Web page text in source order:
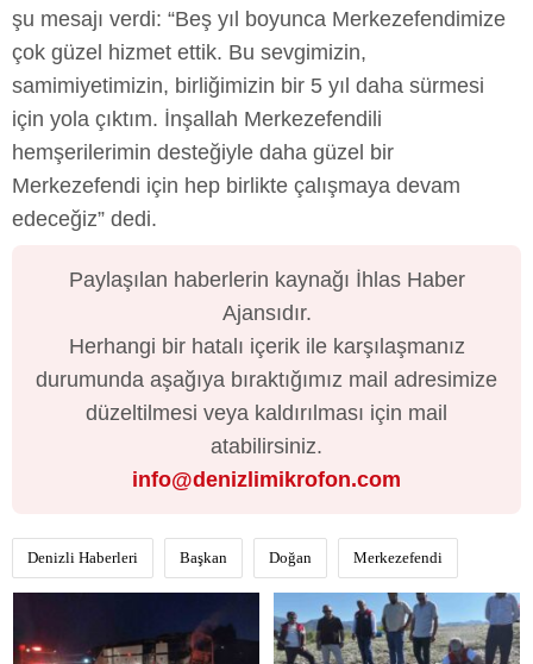
şu mesajı verdi: “Beş yıl boyunca Merkezefendimize
çok güzel hizmet ettik. Bu sevgimizin,
samimiyetimizin, birliğimizin bir 5 yıl daha sürmesi
için yola çıktım. İnşallah Merkezefendili
hemşerilerimin desteğiyle daha güzel bir
Merkezefendi için hep birlikte çalışmaya devam
edeceğiz” dedi.
Paylaşılan haberlerin kaynağı İhlas Haber
Ajansıdır.
Herhangi bir hatalı içerik ile karşılaşmanız
durumunda aşağıya bıraktığımız mail adresimize
düzeltilmesi veya kaldırılması için mail
atabilirsiniz.
info@denizlimikrofon.com
Denizli Haberleri Başkan Doğan Merkezefendi